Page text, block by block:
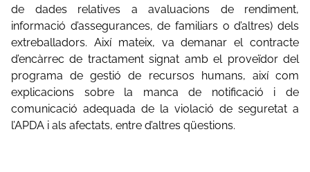
de dades relatives a avaluacions de rendiment,
informació d’assegurances, de familiars o d’altres) dels
extreballadors. Així mateix, va demanar el contracte
d’encàrrec de tractament signat amb el proveïdor del
programa de gestió de recursos humans, així com
explicacions sobre la manca de notificació i de
comunicació adequada de la violació de seguretat a
l’APDA i als afectats, entre d’altres qüestions.